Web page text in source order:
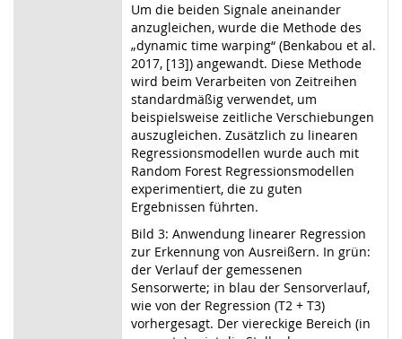
Um die beiden Signale aneinander
anzugleichen, wurde die Methode des
„dynamic time warping“ (Benkabou et al.
2017, [13]) angewandt. Diese Methode
wird beim Verarbeiten von Zeitreihen
standardmäßig verwendet, um
beispielsweise zeitliche Verschiebungen
auszugleichen. Zusätzlich zu linearen
Regressionsmodellen wurde auch mit
Random Forest Regressionsmodellen
experimentiert, die zu guten
Ergebnissen führten.
Bild 3: Anwendung linearer Regression
zur Erkennung von Ausreißern. In grün:
der Verlauf der gemessenen
Sensorwerte; in blau der Sensorverlauf,
wie von der Regression (T2 + T3)
vorhergesagt. Der viereckige Bereich (in